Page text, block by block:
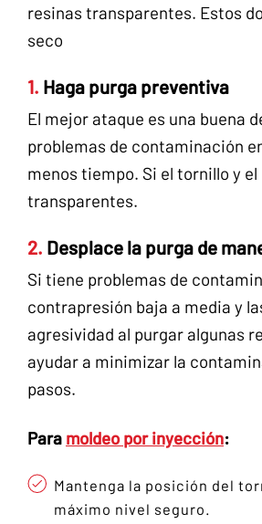
resinas transparentes. Estos
seco
1. Haga purga preventiva
El mejor ataque es una buena
problemas de contaminación
menos tiempo. Si el tornillo y
transparentes.
2. Desplace la purga de
Si tiene problemas de
contrapresión baja a media y
agresividad al purgar algunas
ayudar a minimizar la
pasos.
Para moldeo por inyección:
Mantenga la posición del
máximo nivel seguro.